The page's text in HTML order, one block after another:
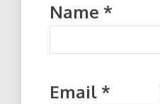
Name *
Email *